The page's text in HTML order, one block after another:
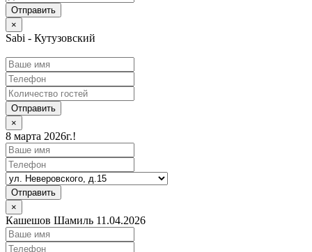
×
Sabi - Кутузовский
Отправить
×
8 марта 2026г.!
Отправить
×
Кашешов Шамиль 11.04.2026